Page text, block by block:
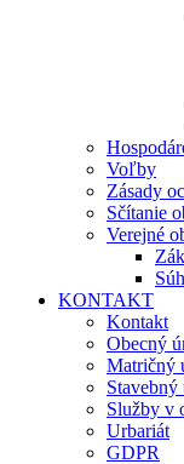
Voľby
Zásady
Sčítanie
Verejné
KONTAKT
Kontakt
Obecný
Matričný
Stavebný
Služby v
Urbariát
GDPR